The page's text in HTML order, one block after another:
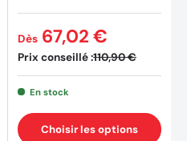
Prix conseillé :110,90 €
Dès 67,02 €
En stock
Choisir les options